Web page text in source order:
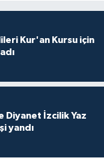
Kur'an Kursu için
Diyanet İzcilik Yaz
yandı